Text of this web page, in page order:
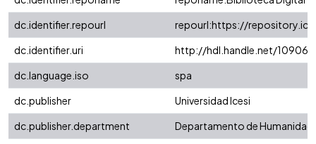
dc.identifier.repourl
repourl:https://
dc.identifier.uri
http://hdl.handle.net/10906/
dc.language.iso
spa
dc.publisher
Universidad Icesi
dc.publisher.department
Departamento de